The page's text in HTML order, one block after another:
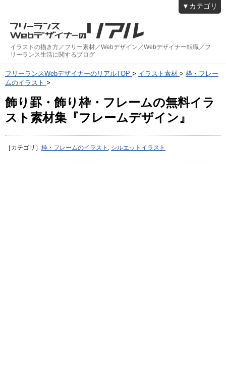
▼カテゴリ
イラストの描き方／フリー素材／Webデザイン／Webデザイナー転職／フ
リーランス生活に関するブログ
フリーランスWebデザイナーのリアルTOP > イラスト素材 > 枠・フレー
ムのイラスト >
飾り罫・飾り枠・フレームの無料イラ
スト素材集『フレームデザイン』
［カテゴリ］ 枠・フレームのイラスト , シルエットイラスト